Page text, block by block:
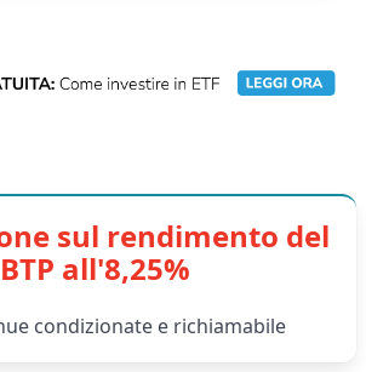
sul rendimento del
BTP all'8,25%
condizionate e richiamabile